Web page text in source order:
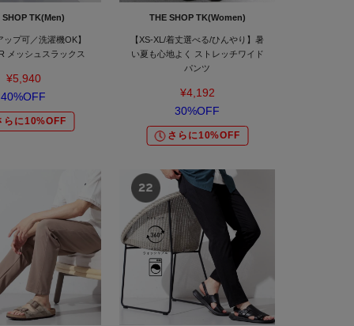
SHOP TK(Men)
ップ可／洗濯機OK】
メッシュスラックス
¥5,940
40%OFF
らに10%OFF
THE SHOP TK(Women)
【XS-XL/着丈選べる/ひんやり】暑
い夏も心地よく ストレッチワイド
パンツ
¥4,192
30%OFF
さらに10%OFF